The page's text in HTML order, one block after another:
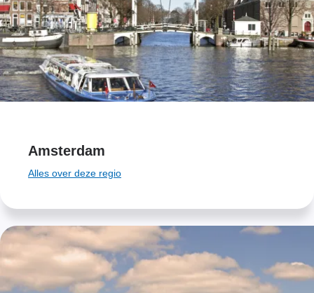
Amsterdam
Alles over deze regio